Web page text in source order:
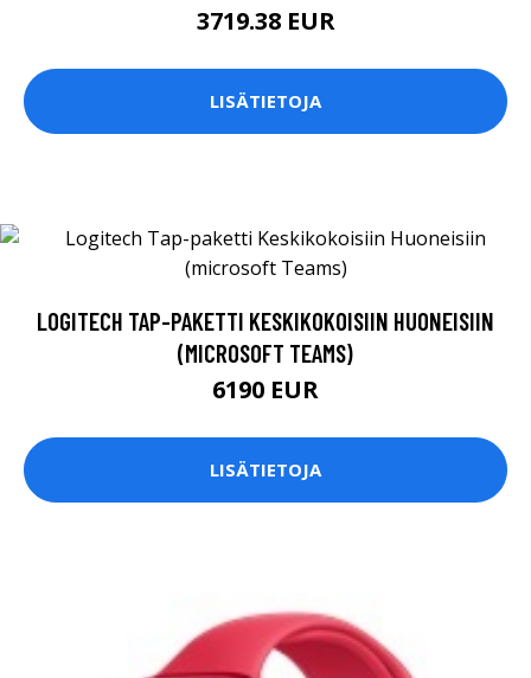
3719.38 EUR
LISÄTIETOJA
LOGITECH TAP-PAKETTI KESKIKOKOISIIN HUONEISIIN
(MICROSOFT TEAMS)
6190 EUR
LISÄTIETOJA